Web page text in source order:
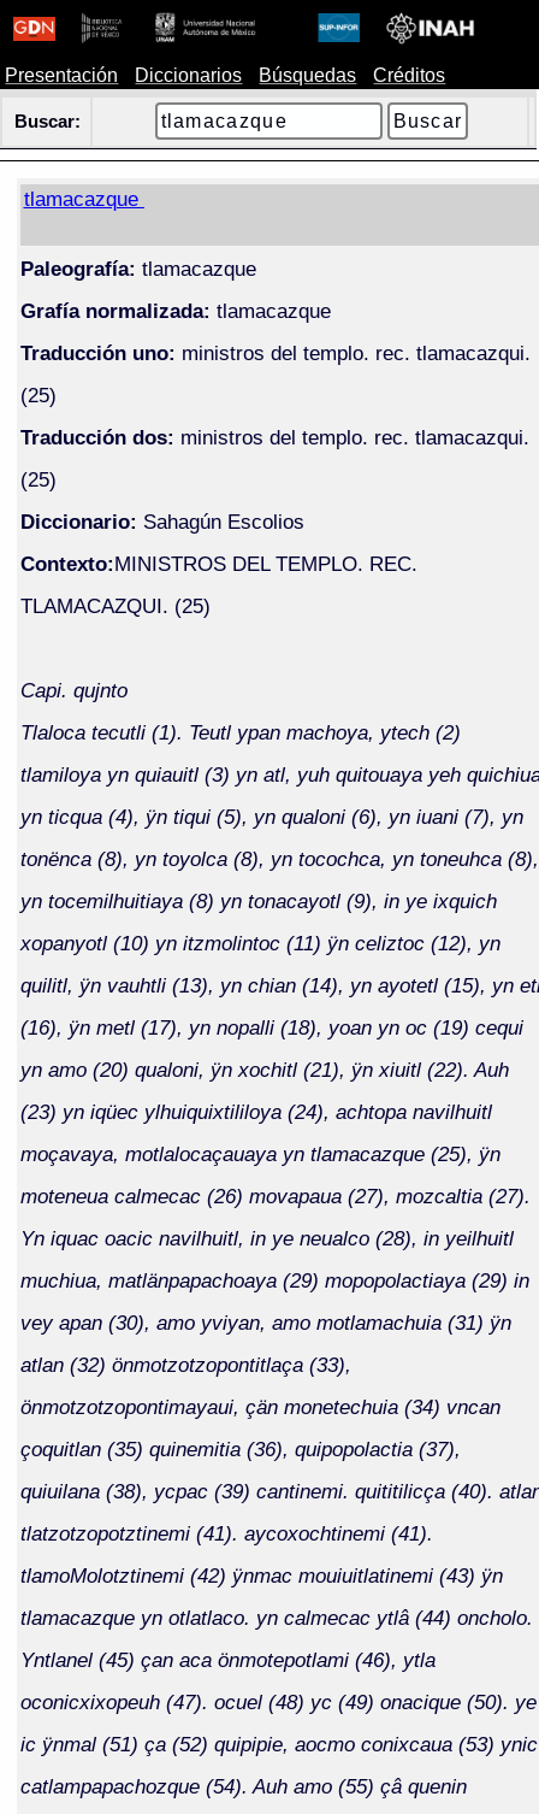
Presentación Diccionarios Búsquedas Créditos
Buscar:
tlamacazque
Paleografía: tlamacazque
Grafía normalizada: tlamacazque
Traducción uno: ministros del templo. rec. tlamacazqui.
(25)
Traducción dos: ministros del templo. rec. tlamacazqui.
(25)
Diccionario: Sahagún Escolios
Contexto:MINISTROS DEL TEMPLO. REC.
TLAMACAZQUI. (25)
Capi. qujnto
Tlaloca tecutli (1). Teutl ypan machoya, ytech (2)
tlamiloya yn quiauitl (3) yn atl, yuh quitouaya yeh
yn ticqua (4), ÿn tiqui (5), yn qualoni (6), yn iuani (7), yn
tonënca (8), yn toyolca (8), yn tocochca, yn toneuhca (8),
yn tocemilhuitiaya (8) yn tonacayotl (9), in ye ixquich
xopanyotl (10) yn itzmolintoc (11) ÿn celiztoc (12), yn
quilitl, ÿn vauhtli (13), yn chian (14), yn ayotetl (15), yn
(16), ÿn metl (17), yn nopalli (18), yoan yn oc (19) cequi
yn amo (20) qualoni, ÿn xochitl (21), ÿn xiuitl (22). Auh
(23) yn iqüec ylhuiquixtililoya (24), achtopa navilhuitl
moçavaya, motlalocaçauaya yn tlamacazque (25), ÿn
moteneua calmecac (26) movapaua (27), mozcaltia (27).
Yn iquac oacic navilhuitl, in ye neualco (28), in yeilhuitl
muchiua, matlänpapachoaya (29) mopopolactiaya (29) in
vey apan (30), amo yviyan, amo motlamachuia (31) ÿn
atlan (32) önmotzotzopontitlaça (33),
önmotzotzopontimayaui, çän monetechuia (34) vncan
çoquitlan (35) quinemitia (36), quipopolactia (37),
quiuilana (38), ycpac (39) cantinemi. quititilicça (40).
tlatzotzopotztinemi (41). aycoxochtinemi (41).
tlamoMolotztinemi (42) ÿnmac mouiuitlatinemi (43) ÿn
tlamacazque yn otlatlaco. yn calmecac ytlâ (44) oncholo.
Yntlanel (45) çan aca önmotepotlami (46), ytla
oconicxixopeuh (47). ocuel (48) yc (49) onacique (50). ye
ic ÿnmal (51) ça (52) quipipie, aocmo conixcaua (53) ynic
catlampapachozque (54). Auh amo (55) çâ quenin